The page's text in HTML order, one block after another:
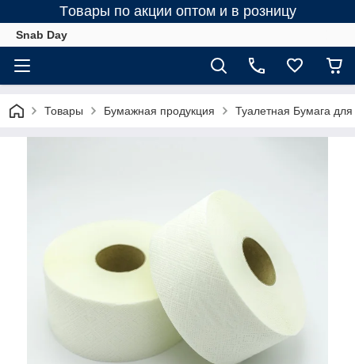
Tовары по акции оптом и в розницу
Snab Day
Товары Бумажная продукция Туалетная Бумага